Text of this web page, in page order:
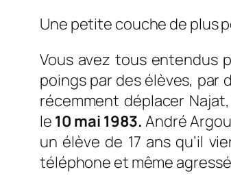
Une petite couche de plus
Vous avez tous entendus
poings par des élèves, par
récemment déplacer
le 10 mai 1983. André
un élève de 17 ans qu’il
téléphone et même